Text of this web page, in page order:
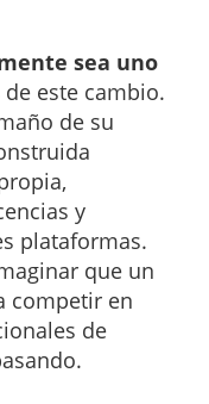
sea uno
de este cambio.
de su
y
plataformas.
que un
competir en
de